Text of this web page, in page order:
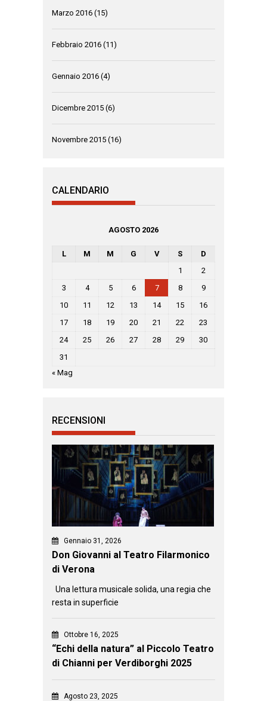
Marzo 2016 (15)
Febbraio 2016 (11)
Gennaio 2016 (4)
Dicembre 2015 (6)
Novembre 2015 (16)
CALENDARIO
AGOSTO 2026
L M M G V S
D
1
2
3
4 5 6 7 8
9
10
11 12 13 14 15
16
17
18 19 20 21 22
23
24
25 26 27 28 29
30
31
« Mag
RECENSIONI
Gennaio 31, 2026
Don Giovanni al Teatro Filarmonico
di Verona
Una lettura musicale solida, una regia che
resta in superficie
Ottobre 16, 2025
“Echi della natura” al Piccolo Teatro
di Chianni per Verdiborghi 2025
Agosto 23, 2025